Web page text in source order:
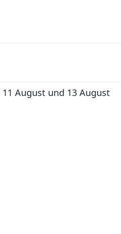
11 August und 13 August